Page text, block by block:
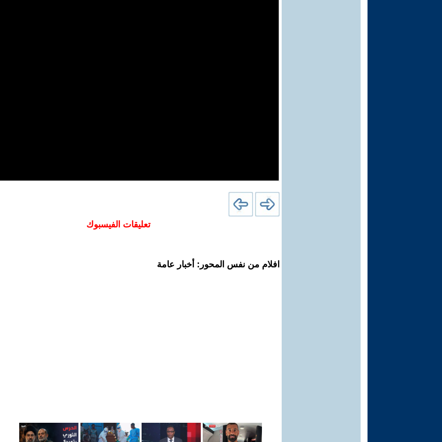
تعليقات الفيسبوك
افلام من نفس المحور: أخبار عامة